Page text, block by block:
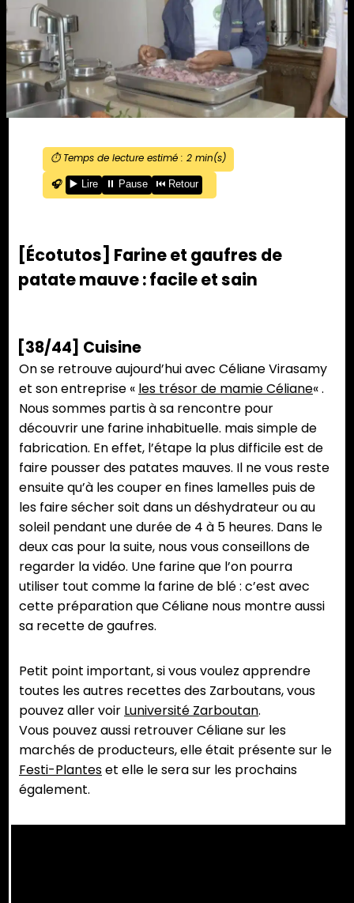
⏱️ Temps de lecture estimé : 2min(s)
🎧
▶️ Lire ⏸️ Pause ⏮️ Retour
[Écotutos] Farine et gaufres de
patate mauve : facile et sain
[38/44] Cuisine
On se retrouve aujourd’hui avec Céliane Virasamy
et son entreprise « les trésor de mamie Céliane« .
Nous sommes partis à sa rencontre pour
découvrir une farine inhabituelle. mais simple de
fabrication. En effet, l’étape la plus difficile est de
faire pousser des patates mauves. Il ne vous reste
ensuite qu’à les couper en fines lamelles puis de
les faire sécher soit dans un déshydrateur ou au
soleil pendant une durée de 4 à 5 heures. Dans le
deux cas pour la suite, nous vous conseillons de
regarder la vidéo. Une farine que l’on pourra
utiliser tout comme la farine de blé : c’est avec
cette préparation que Céliane nous montre aussi
sa recette de gaufres.
Petit point important, si vous voulez apprendre
toutes les autres recettes des Zarboutans, vous
pouvez aller voir Luniversité Zarboutan.
Vous pouvez aussi retrouver Céliane sur les
marchés de producteurs, elle était présente sur le
Festi-Planteset elle le sera sur les prochains
également.